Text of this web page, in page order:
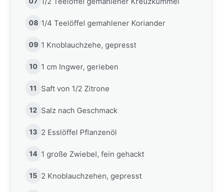
08 1/4 Teelöffel gemahlener Koriander
09 1 Knoblauchzehe, gepresst
10 1 cm Ingwer, gerieben
11 Saft von 1/2 Zitrone
12 Salz nach Geschmack
13 2 Esslöffel Pflanzenöl
14 1 große Zwiebel, fein gehackt
15 2 Knoblauchzehen, gepresst